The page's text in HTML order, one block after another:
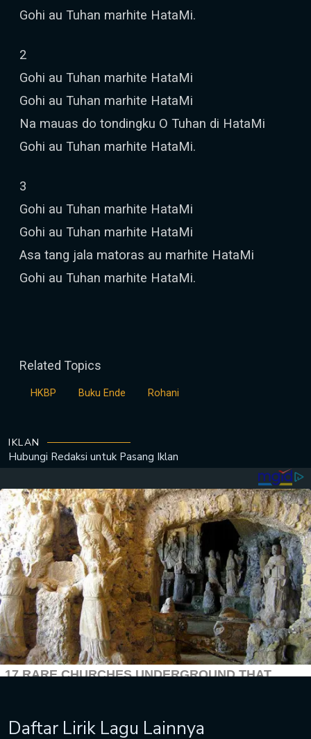
Gohi au Tuhan marhite HataMi.
2
Gohi au Tuhan marhite HataMi
Gohi au Tuhan marhite HataMi
Na mauas do tondingku O Tuhan di HataMi
Gohi au Tuhan marhite HataMi.
3
Gohi au Tuhan marhite HataMi
Gohi au Tuhan marhite HataMi
Asa tang jala matoras au marhite HataMi
Gohi au Tuhan marhite HataMi.
Related Topics
HKBP Buku Ende Rohani
IKLAN
Hubungi Redaksi untuk Pasang Iklan
Daftar Lirik Lagu Lainnya